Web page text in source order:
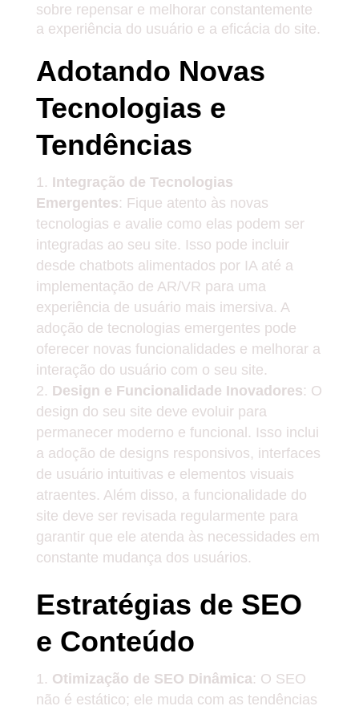
sobre repensar e melhorar constantemente
a experiência do usuário e a eficácia do site.
Adotando Novas
Tecnologias e
Tendências
Integração de Tecnologias
Emergentes: Fique atento às novas
tecnologias e avalie como elas podem ser
integradas ao seu site. Isso pode incluir
desde chatbots alimentados por IA até a
implementação de AR/VR para uma
experiência de usuário mais imersiva. A
adoção de tecnologias emergentes pode
oferecer novas funcionalidades e melhorar a
interação do usuário com o seu site.
Design e Funcionalidade Inovadores: O
design do seu site deve evoluir para
permanecer moderno e funcional. Isso inclui
a adoção de designs responsivos, interfaces
de usuário intuitivas e elementos visuais
atraentes. Além disso, a funcionalidade do
site deve ser revisada regularmente para
garantir que ele atenda às necessidades em
constante mudança dos usuários.
Estratégias de SEO
e Conteúdo
Otimização de SEO Dinâmica: O SEO
não é estático; ele muda com as tendências